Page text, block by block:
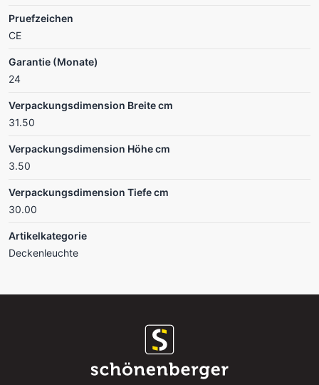
Pruefzeichen
CE
Garantie (Monate)
24
Verpackungsdimension Breite cm
31.50
Verpackungsdimension Höhe cm
3.50
Verpackungsdimension Tiefe cm
30.00
Artikelkategorie
Deckenleuchte